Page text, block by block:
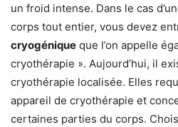
un froid intense. Dans le cas
corps tout entier, vous devez
cryogénique que l’on appelle
cryothérapie ». Aujourd’hui, il
cryothérapie localisée. Elles
appareil de cryothérapie et
certaines parties du corps.